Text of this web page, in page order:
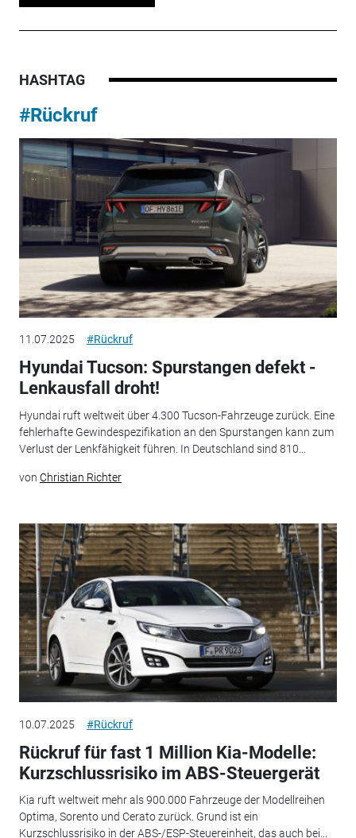
HASHTAG
#Rückruf
11.07.2025 #Rückruf
Hyundai Tucson: Spurstangen defekt -
Lenkausfall droht!
Hyundai ruft weltweit über 4.300 Tucson-Fahrzeuge zurück. Eine
fehlerhafte Gewindespezifikation an den Spurstangen kann zum
Verlust der Lenkfähigkeit führen. In Deutschland sind 810...
von Christian Richter
10.07.2025 #Rückruf
Rückruf für fast 1 Million Kia-Modelle:
Kurzschlussrisiko im ABS-Steuergerät
Kia ruft weltweit mehr als 900.000 Fahrzeuge der Modellreihen
Optima, Sorento und Cerato zurück. Grund ist ein
Kurzschlussrisiko in der ABS-/ESP-Steuereinheit, das auch bei...